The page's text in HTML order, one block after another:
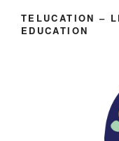
TELUCATION –
EDUCATION